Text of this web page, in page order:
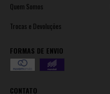
Quem Somos
Trocas e Devoluções
FORMAS DE ENVIO
CONTATO